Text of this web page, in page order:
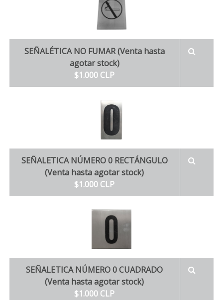
SEÑALÉTICA NO FUMAR (Venta hasta
agotar stock)
$1.000 CLP
SEÑALETICA NÚMERO 0 RECTÁNGULO
(Venta hasta agotar stock)
$1.000 CLP
SEÑALETICA NÚMERO 0 CUADRADO
(Venta hasta agotar stock)
$1.000 CLP